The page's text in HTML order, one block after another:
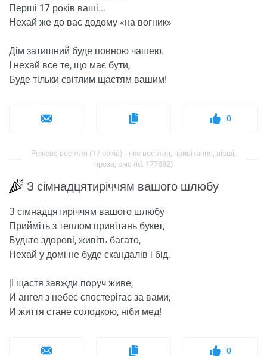
Перші 17 років ваші...
Нехай же до вас додому «на вогник»
Дім затишний буде повною чашею.
І нехай все те, що має бути,
Буде тільки світлим щастям вашим!
0
Рожеве весілля (17 років) - яке весілля, привітання, вірші,
проза, смс (id: 177882)
З сімнадцятиріччям вашого шлюбу
З сімнадцятиріччям вашого шлюбу
Прийміть з теплом привітань букет,
Будьте здорові, живіть багато,
Нехай у домі не буде скандалів і бід.
|І щастя завжди поруч живе,
И ангел з небес спостерігає за вами,
И життя стане солодкою, ніби мед!
0